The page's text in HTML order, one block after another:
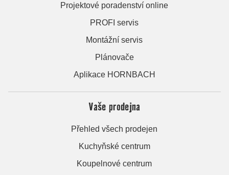
Projektové poradenství online
PROFI servis
Montážní servis
Plánovače
Aplikace HORNBACH
Vaše prodejna
Přehled všech prodejen
Kuchyňské centrum
Koupelnové centrum